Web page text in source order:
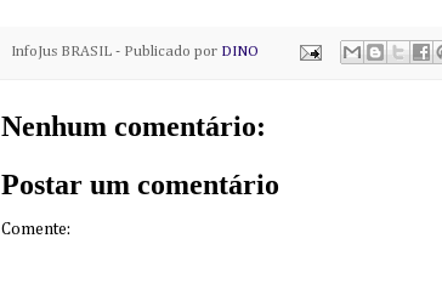
InfoJus BRASIL - Publicado por DINO
Nenhum comentário:
Postar um comentário
Comente: